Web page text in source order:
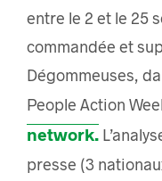
entre le 2 et le 25
commandée et
Dégommeuses,
People Action
network.
presse (3